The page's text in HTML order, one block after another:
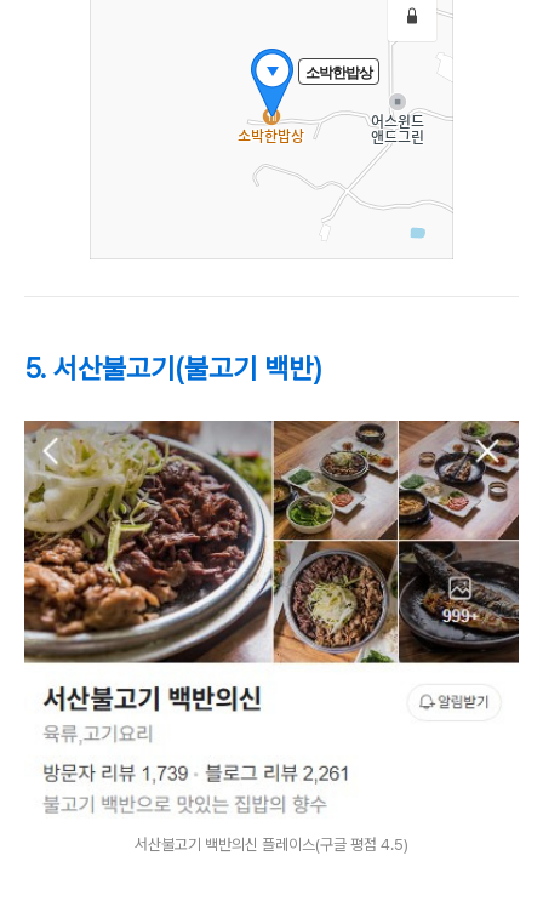
5. 서산불고기(불고기 백반)
서산불고기 백반의신 플레이스(구글 평점 4.5)